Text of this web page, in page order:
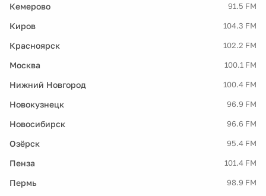
Кемерово 91.5 FM
Киров 104.3 FM
Красноярск 102.2 FM
Москва 100.1 FM
Нижний Новгород 100.4 FM
Новокузнецк 96.9 FM
Новосибирск 96.6 FM
Озёрск 95.4 FM
Пенза 101.4 FM
Пермь 98.9 FM